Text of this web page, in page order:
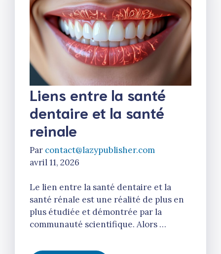
Liens entre la santé
dentaire et la santé
reinale
Par contact@lazypublisher.com
avril 11, 2026
Le lien entre la santé dentaire et la
santé rénale est une réalité de plus en
plus étudiée et démontrée par la
communauté scientifique. Alors …